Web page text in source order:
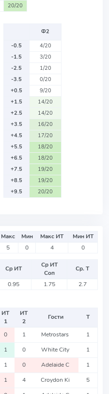
20/20
Ф2
-0.5
4/20
-1.5
3/20
-2.5
1/20
-3.5
0/20
+0.5
9/20
+1.5
14/20
+2.5
14/20
+3.5
16/20
+4.5
17/20
+5.5
18/20
+6.5
18/20
+7.5
19/20
+8.5
19/20
+9.5
20/20
Макс Мин Макс ИТ
Мин ИТ
5 0 4 0
Ср ИТ
Ср ИТ
Соп
Ср. Т
0.95 1.75 2.7
ИТ
1
ИТ
2
Гости Т
0 1 Metrostars 1
1 0 White City 1
1 0 Adelaide C 1
1 4 Croydon Ki 5